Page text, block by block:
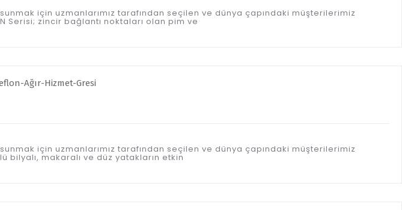
için uzmanlarımız tarafından seçilen ve dünya çapındaki müşterilerimiz
Serisi; zincir bağlantı noktaları olan pim ve
için uzmanlarımız tarafından seçilen ve dünya çapındaki müşterilerimiz
bilyalı, makaralı ve düz yatakların etkin